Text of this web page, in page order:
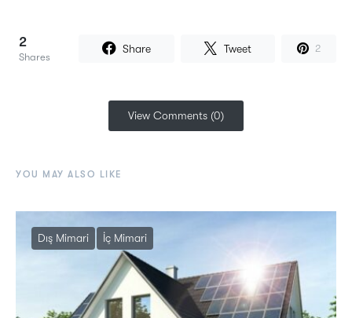
2
Shares
Share Tweet 2
View Comments (0)
YOU MAY ALSO LIKE
Dış Mimari İç Mimari